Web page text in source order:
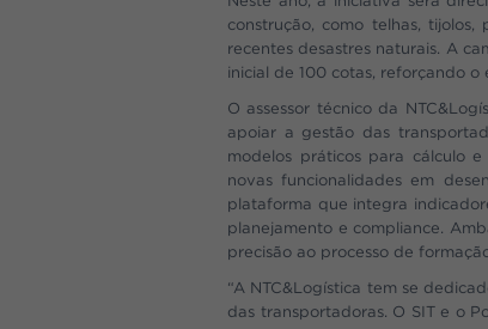
construção, como telhas,
recentes desastres naturais. A
inicial de 100 cotas, reforçando
O assessor técnico da
apoiar a gestão das
modelos práticos para cálculo
novas funcionalidades em
plataforma que integra
planejamento e compliance.
precisão ao processo de
“A NTC&Logística tem se
das transportadoras. O SIT e o